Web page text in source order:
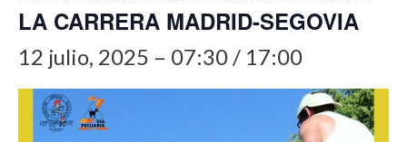
LA CARRERA MADRID-SEGOVIA
12 julio, 2025 – 07:30 / 17:00